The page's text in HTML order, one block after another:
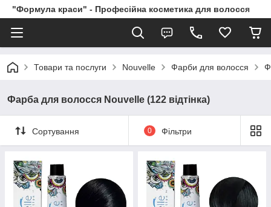
"Формула краси" - Професійна косметика для волосся
Товари та послуги Nouvelle Фарби для волосся
Фарба для волосся Nouvelle (122 відтінка)
Сортування 0 Фільтри